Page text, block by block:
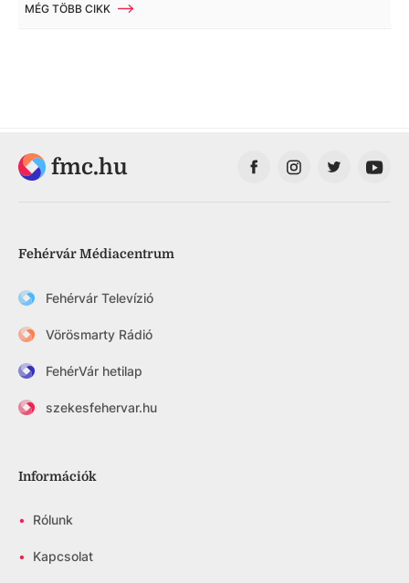
MÉG TÖBB CIKK
fmc.hu
Fehérvár Médiacentrum
Fehérvár Televízió
Vörösmarty Rádió
FehérVár hetilap
szekesfehervar.hu
Információk
• Rólunk
• Kapcsolat